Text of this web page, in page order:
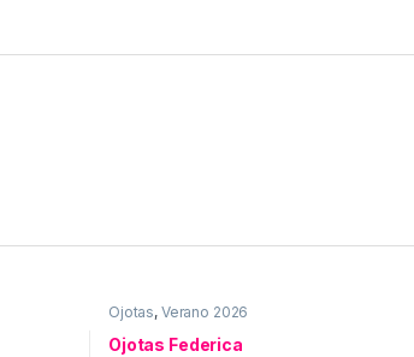
Ojotas, Verano 2026
Ojotas Federica